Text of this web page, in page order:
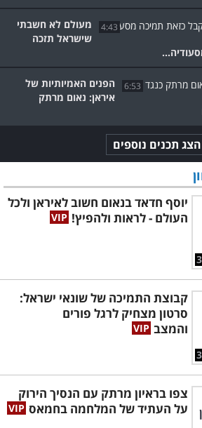
4:43
מעולם לא חשבתי
שישראל תזכה
6:53
הפנים האמיותיות של
איראן: נאום מרתק
הצג תכנים נוספים
יוסף חדאד בנאום חשוב לאיראן ולכל
העולם - לראות ולהפיץ!
קבוצת התמיכה של שונאי ישראל:
סרטון מצחיק לרגל פורים
והמצב
צפו בראיון מרתק עם הנסיך הירוק
על העתיד של המלחמה בחמאס